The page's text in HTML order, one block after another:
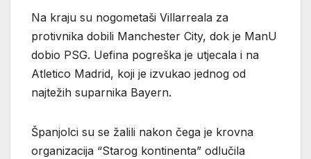
Na kraju su nogometaši Villarreala za
protivnika dobili Manchester City, dok je ManU
dobio PSG. Uefina pogreška je utjecala i na
Atletico Madrid, koji je izvukao jednog od
najtežih suparnika Bayern.
Španjolci su se žalili nakon čega je krovna
organizacija “Starog kontinenta” odlučila